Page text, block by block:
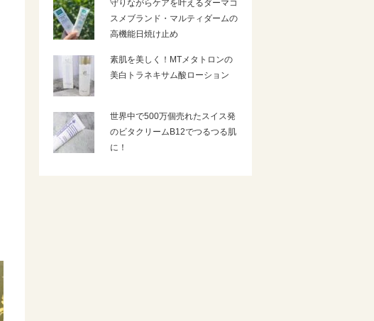
守りながらケアを叶えるダーマコ
スメブランド・マルティダームの
高機能日焼け止め
素肌を美しく！MTメタトロンの
美白トラネキサム酸ローション
世界中で500万個売れたスイス発
のビタクリームB12でつるつる肌
に！